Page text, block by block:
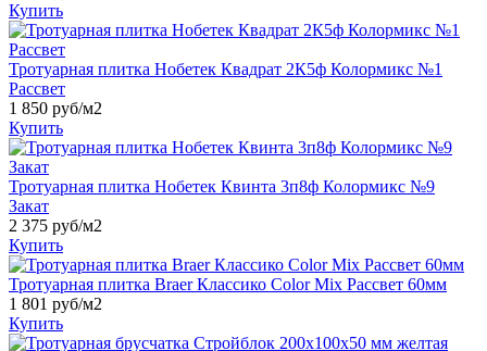
Купить
Тротуарная плитка Нобетек Квадрат 2К5ф Колормикс №1
Рассвет
1 850 руб/м2
Купить
Тротуарная плитка Нобетек Квинта 3п8ф Колормикс №9
Закат
2 375 руб/м2
Купить
Тротуарная плитка Braer Классико Color Mix Рассвет 60мм
1 801 руб/м2
Купить